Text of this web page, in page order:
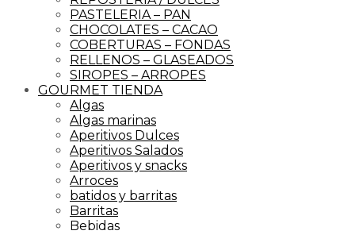
PASTELERIA – PAN
CHOCOLATES – CACAO
COBERTURAS – FONDAS
RELLENOS – GLASEADOS
SIROPES – ARROPES
GOURMET TIENDA
Algas
Algas marinas
Aperitivos Dulces
Aperitivos Salados
Aperitivos y snacks
Arroces
batidos y barritas
Barritas
Bebidas